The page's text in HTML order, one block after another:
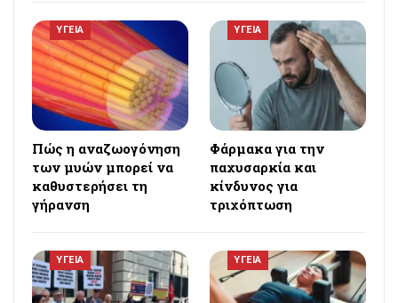
ΥΓΕΙΑ
Πώς η αναζωογόνηση
των μυών μπορεί να
καθυστερήσει τη
γήρανση
ΥΓΕΙΑ
Φάρμακα για την
παχυσαρκία και
κίνδυνος για
τριχόπτωση
ΥΓΕΙΑ ΥΓΕΙΑ